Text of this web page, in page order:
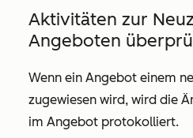
Aktivitäten zur
Angeboten
Wenn ein Angebot einem
zugewiesen wird, wird die
im Angebot protokolliert.